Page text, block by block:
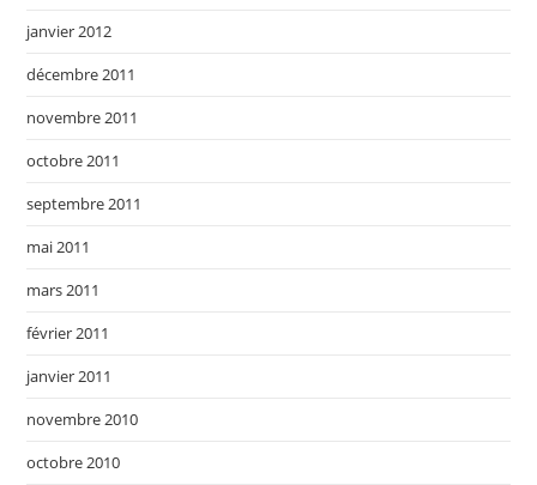
janvier 2012
décembre 2011
novembre 2011
octobre 2011
septembre 2011
mai 2011
mars 2011
février 2011
janvier 2011
novembre 2010
octobre 2010